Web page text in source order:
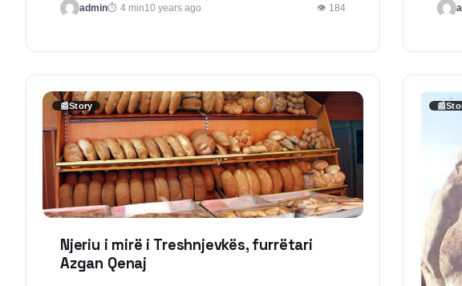
admin 4 min10 years ago 👁 184
📰Story
Njeriu i mirë i Treshnjevkës, furrëtari
Azgan Qenaj
📰